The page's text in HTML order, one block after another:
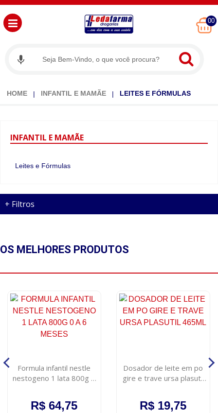
00
HOME INFANTIL E MAMÃE LEITES E FÓRMULAS
INFANTIL E MAMÃE
Leites e Fórmulas
+ Filtros
OS MELHORES PRODUTOS
Formula infantil nestle
nestogeno 1 lata 800g 0
R$ 64,75
Dosador de leite em po
gire e trave ursa plasutil
R$ 19,75